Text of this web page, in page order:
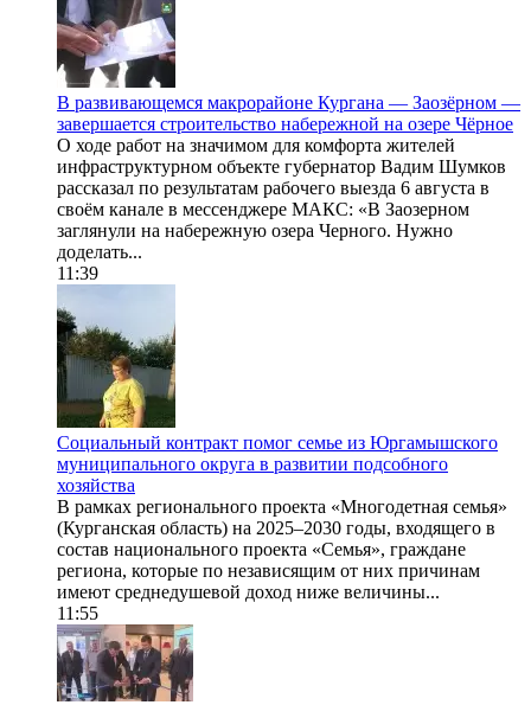
В развивающемся макрорайоне Кургана — Заозёрном —
завершается строительство набережной на озере Чёрное
О ходе работ на значимом для комфорта жителей
инфраструктурном объекте губернатор Вадим Шумков
рассказал по результатам рабочего выезда 6 августа в
своём канале в мессенджере МАКС: «В Заозерном
заглянули на набережную озера Черного. Нужно
доделать...
11:39
Социальный контракт помог семье из Юргамышского
муниципального округа в развитии подсобного
хозяйства
В рамках регионального проекта «Многодетная семья»
(Курганская область) на 2025–2030 годы, входящего в
состав национального проекта «Семья», граждане
региона, которые по независящим от них причинам
имеют среднедушевой доход ниже величины...
11:55